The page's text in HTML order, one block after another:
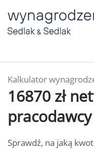
Kalkulator
16870 zł
Sprawdź, na jaką